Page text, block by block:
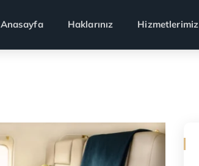
Anasayfa Haklarınız Hizmetlerimiz